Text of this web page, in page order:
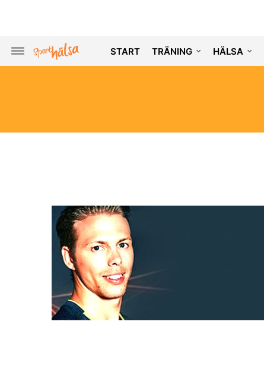
START TRÄNING HÄLSA